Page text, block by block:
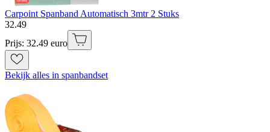
Carpoint Spanband Automatisch 3mtr 2 Stuks
32.49
Prijs: 32.49 euro
Bekijk alles in spanbandset